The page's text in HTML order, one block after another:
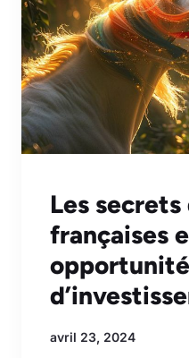
Les
françaises
avril 23, 2024